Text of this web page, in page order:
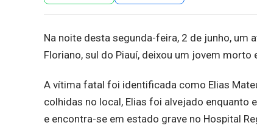
Na noite desta segunda-feira, 2 de junho, um
Floriano, sul do Piauí, deixou um jovem morto
A vítima fatal foi identificada como Elias
colhidas no local, Elias foi alvejado enquanto
e encontra-se em estado grave no Hospital